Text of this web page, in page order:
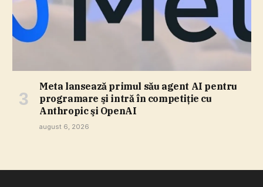
Meta lansează primul său agent AI pentru
programare şi intră în competiţie cu
Anthropic şi OpenAI
august 6, 2026